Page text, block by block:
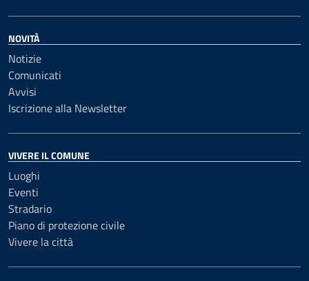
NOVITÀ
Notizie
Comunicati
Avvisi
Iscrizione alla Newsletter
VIVERE IL COMUNE
Luoghi
Eventi
Stradario
Piano di protezione civile
Vivere la città